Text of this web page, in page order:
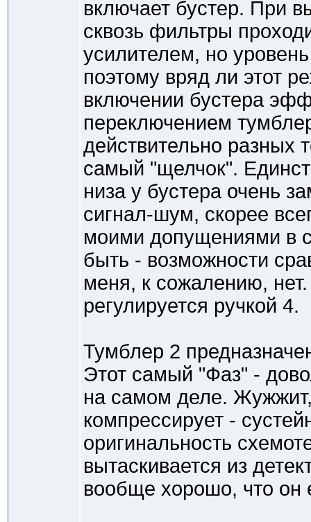
включает бустер. При
сквозь фильтры
усилителем, но
поэтому вряд ли этот
включении бустера
переключением
действительно разных
самый "щелчок".
низа у бустера очень
сигнал-шум, скорее
моими допущениями в
быть - возможности
меня, к сожалению,
регулируется ручкой 4.
Тумблер 2
Этот самый "Фаз" -
на самом деле.
компрессирует -
оригинальность
вытаскивается из
вообще хорошо, что он